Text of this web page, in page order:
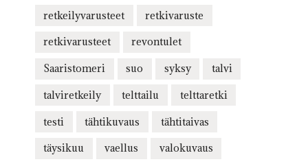
retkeilyvarusteet retkivaruste
retkivarusteet revontulet
Saaristomeri suo syksy talvi
talviretkeily telttailu telttaretki
testi tähtikuvaus tähtitaivas
täysikuu vaellus valokuvaus